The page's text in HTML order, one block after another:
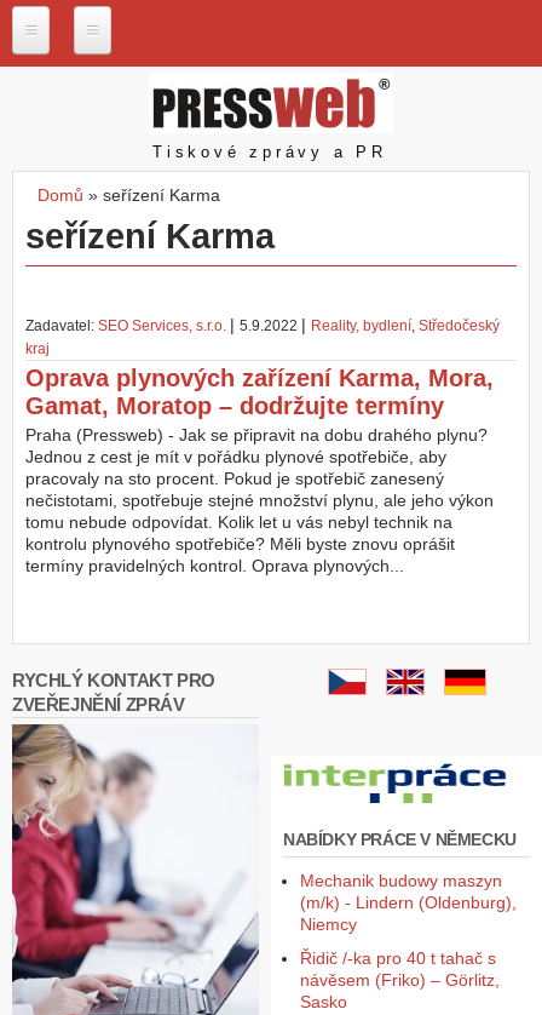
P
e
b
.
c
N
a
š
e
s
l
u
ž
b
y
o
i
t
ú
č
e
t
Pressweb
Tiskové zprávy a PR
Jste zde
Domů » seřízení Karma
seřízení Karma
Zadavatel: SEO Services, s.r.o. | 5.9.2022 | Reality, bydlení, Středočeský
kraj
Oprava plynových zařízení Karma, Mora,
Gamat, Moratop – dodržujte termíny
Praha (Pressweb) - Jak se připravit na dobu drahého plynu?
Jednou z cest je mít v pořádku plynové spotřebiče, aby
pracovaly na sto procent. Pokud je spotřebič zanesený
nečistotami, spotřebuje stejné množství plynu, ale jeho výkon
tomu nebude odpovídat. Kolik let u vás nebyl technik na
kontrolu plynového spotřebiče? Měli byste znovu oprášit
termíny pravidelných kontrol. Oprava plynových...
RYCHLÝ KONTAKT PRO
ZVEŘEJNĚNÍ ZPRÁV
NABÍDKY PRÁCE V NĚMECKU
Mechanik budowy maszyn
(m/k) - Lindern (Oldenburg),
Niemcy
Řidič /-ka pro 40 t tahač s
návěsem (Friko) – Görlitz,
Sasko